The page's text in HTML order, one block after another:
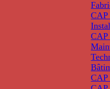
CAP
CAP
CAP